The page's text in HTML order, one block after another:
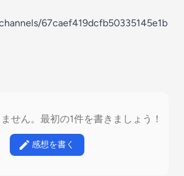
67caef419dcfb50335145e1b
せん。最初の1件を書きましょう！
感想を書く